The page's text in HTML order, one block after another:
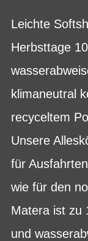
Leichte
Herbsttage
klimaneutral
recyceltem
Unsere
für
wie für den
Matera ist zu
und